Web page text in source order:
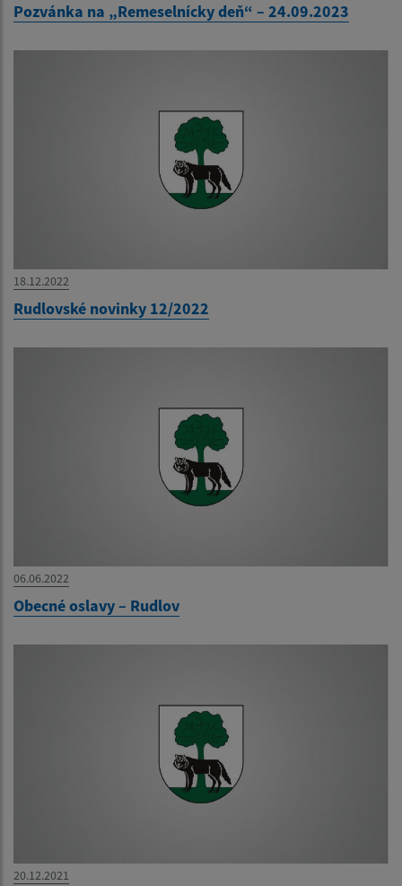
Pozvánka na „Remeselnícky deň“ – 24.09.2023
18.12.2022
Rudlovské novinky 12/2022
06.06.2022
Obecné oslavy – Rudlov
20.12.2021